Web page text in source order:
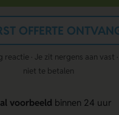
OFFERTE
reactie · Je zit nergens aan vast
niet te betalen
voorbeeldbinnen 24 uur